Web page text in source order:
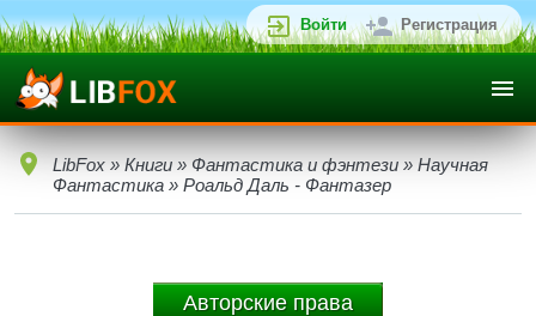
Войти Регистрация
LibFox » Книги » Фантастика и фэнтези » Научная
Фантастика » Роальд Даль - Фантазер
Авторские права